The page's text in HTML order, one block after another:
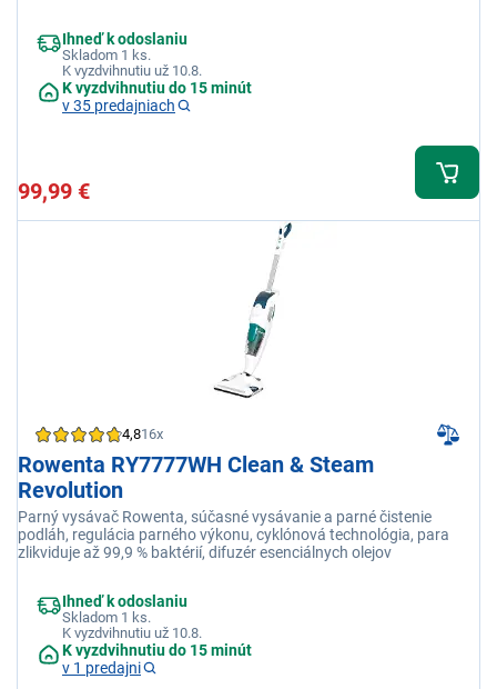
Ihneď k odoslaniu
Skladom 1 ks.
K vyzdvihnutiu už 10.8.
K vyzdvihnutiu do 15 minút
v 35 predajniach
99,99 €
4,816x
Rowenta RY7777WH Clean & Steam
Revolution
Parný vysávač Rowenta, súčasné vysávanie a parné čistenie
podláh, regulácia parného výkonu, cyklónová technológia, para
zlikviduje až 99,9 % baktérií, difuzér esenciálnych olejov
Ihneď k odoslaniu
Skladom 1 ks.
K vyzdvihnutiu už 10.8.
K vyzdvihnutiu do 15 minút
v 1 predajni